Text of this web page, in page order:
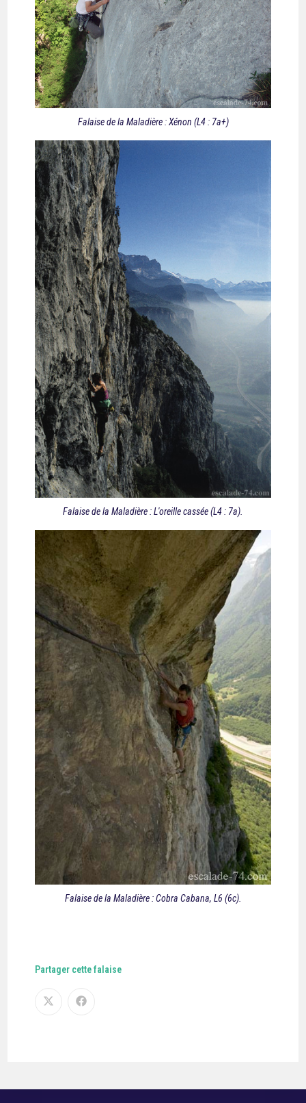
Falaise de la Maladière : Xénon (L4 : 7a+)
Falaise de la Maladière : L'oreille cassée (L4 : 7a).
Falaise de la Maladière : Cobra Cabana, L6 (6c).
Partager cette falaise